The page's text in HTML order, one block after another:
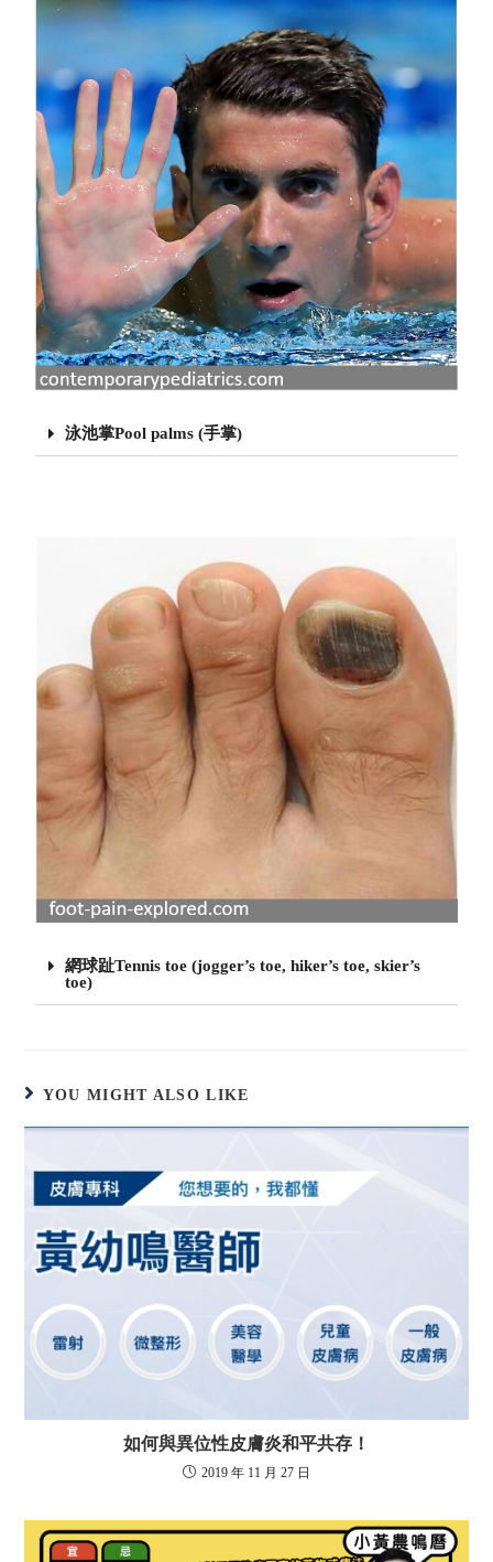
泳池掌Pool palms (手掌)
網球趾Tennis toe (jogger’s toe, hiker’s toe, skier’s
toe)
YOU MIGHT ALSO LIKE
如何與異位性皮膚炎和平共存！
2019 年 11 月 27 日